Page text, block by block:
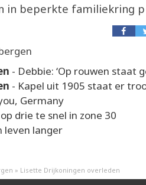
in beperkte familiekring
- Debbie: ‘Op rouwen staat
- Kapel uit 1905 staat er
Germany
drie te snel in zone 30
leven langer
» Lisette Drijkoningen overleden